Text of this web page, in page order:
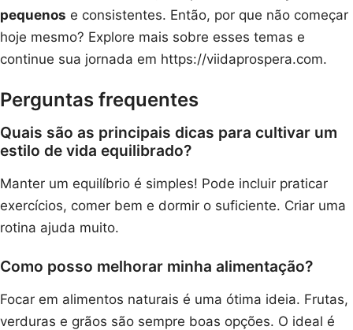
pequenos e consistentes. Então, por que não começar
hoje mesmo? Explore mais sobre esses temas e
continue sua jornada em https://viidaprospera.com.
Perguntas frequentes
Quais são as principais dicas para cultivar um
estilo de vida equilibrado?
Manter um equilíbrio é simples! Pode incluir praticar
exercícios, comer bem e dormir o suficiente. Criar uma
rotina ajuda muito.
Como posso melhorar minha alimentação?
Focar em alimentos naturais é uma ótima ideia. Frutas,
verduras e grãos são sempre boas opções. O ideal é